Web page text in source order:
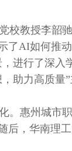
校教授李韶
了AI如何推
进行了深
助力高质量”
。惠州城市
后，华南理